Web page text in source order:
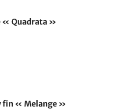
« Quadrata »
fin « Melange »